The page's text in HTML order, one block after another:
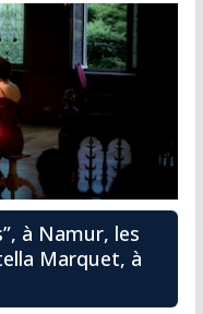
à Namur, les
Marquet, à